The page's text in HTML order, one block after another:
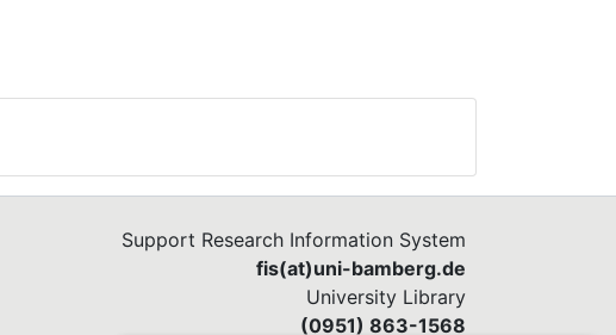
Support Research Information System
fis(at)uni-bamberg.de
University Library
(0951) 863-1568